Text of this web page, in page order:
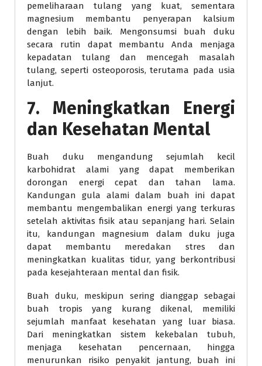
pemeliharaan tulang yang kuat, sementara
magnesium membantu penyerapan kalsium
dengan lebih baik. Mengonsumsi buah duku
secara rutin dapat membantu Anda menjaga
kepadatan tulang dan mencegah masalah
tulang, seperti osteoporosis, terutama pada usia
lanjut.
7. Meningkatkan Energi
dan Kesehatan Mental
Buah duku mengandung sejumlah kecil
karbohidrat alami yang dapat memberikan
dorongan energi cepat dan tahan lama.
Kandungan gula alami dalam buah ini dapat
membantu mengembalikan energi yang terkuras
setelah aktivitas fisik atau sepanjang hari. Selain
itu, kandungan magnesium dalam duku juga
dapat membantu meredakan stres dan
meningkatkan kualitas tidur, yang berkontribusi
pada kesejahteraan mental dan fisik.
Buah duku, meskipun sering dianggap sebagai
buah tropis yang kurang dikenal, memiliki
sejumlah manfaat kesehatan yang luar biasa.
Dari meningkatkan sistem kekebalan tubuh,
menjaga kesehatan pencernaan, hingga
menurunkan risiko penyakit jantung, buah ini